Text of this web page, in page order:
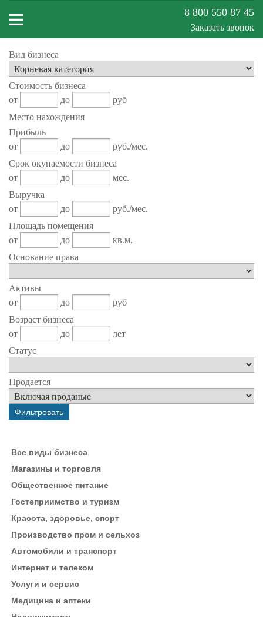
Меню
сайта
8 800 550 87 45
Заказать звонок
Вид бизнеса
Стоимость бизнеса
от
до
руб
Место нахождения
Прибыль
от
до
руб./мес.
Срок окупаемости бизнеса
от
до
мес.
Выручка
от
до
руб./мес.
Площадь помещения
от
до
кв.м.
Основание права
Активы
от
до
руб
Возраст бизнеса
от
до
лет
Статус
Продается
Все виды бизнеса
Магазины и торговля
Общественное питание
Гостеприимство и туризм
Красота, здоровье, спорт
Производство пром и сельхоз
Автомобили и транспорт
Интернет и телеком
Услуги и сервис
Медицина и аптеки